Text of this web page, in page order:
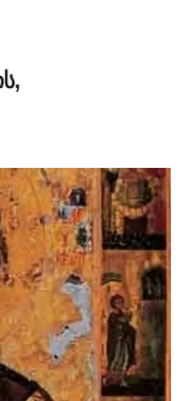
ინფორმაციას